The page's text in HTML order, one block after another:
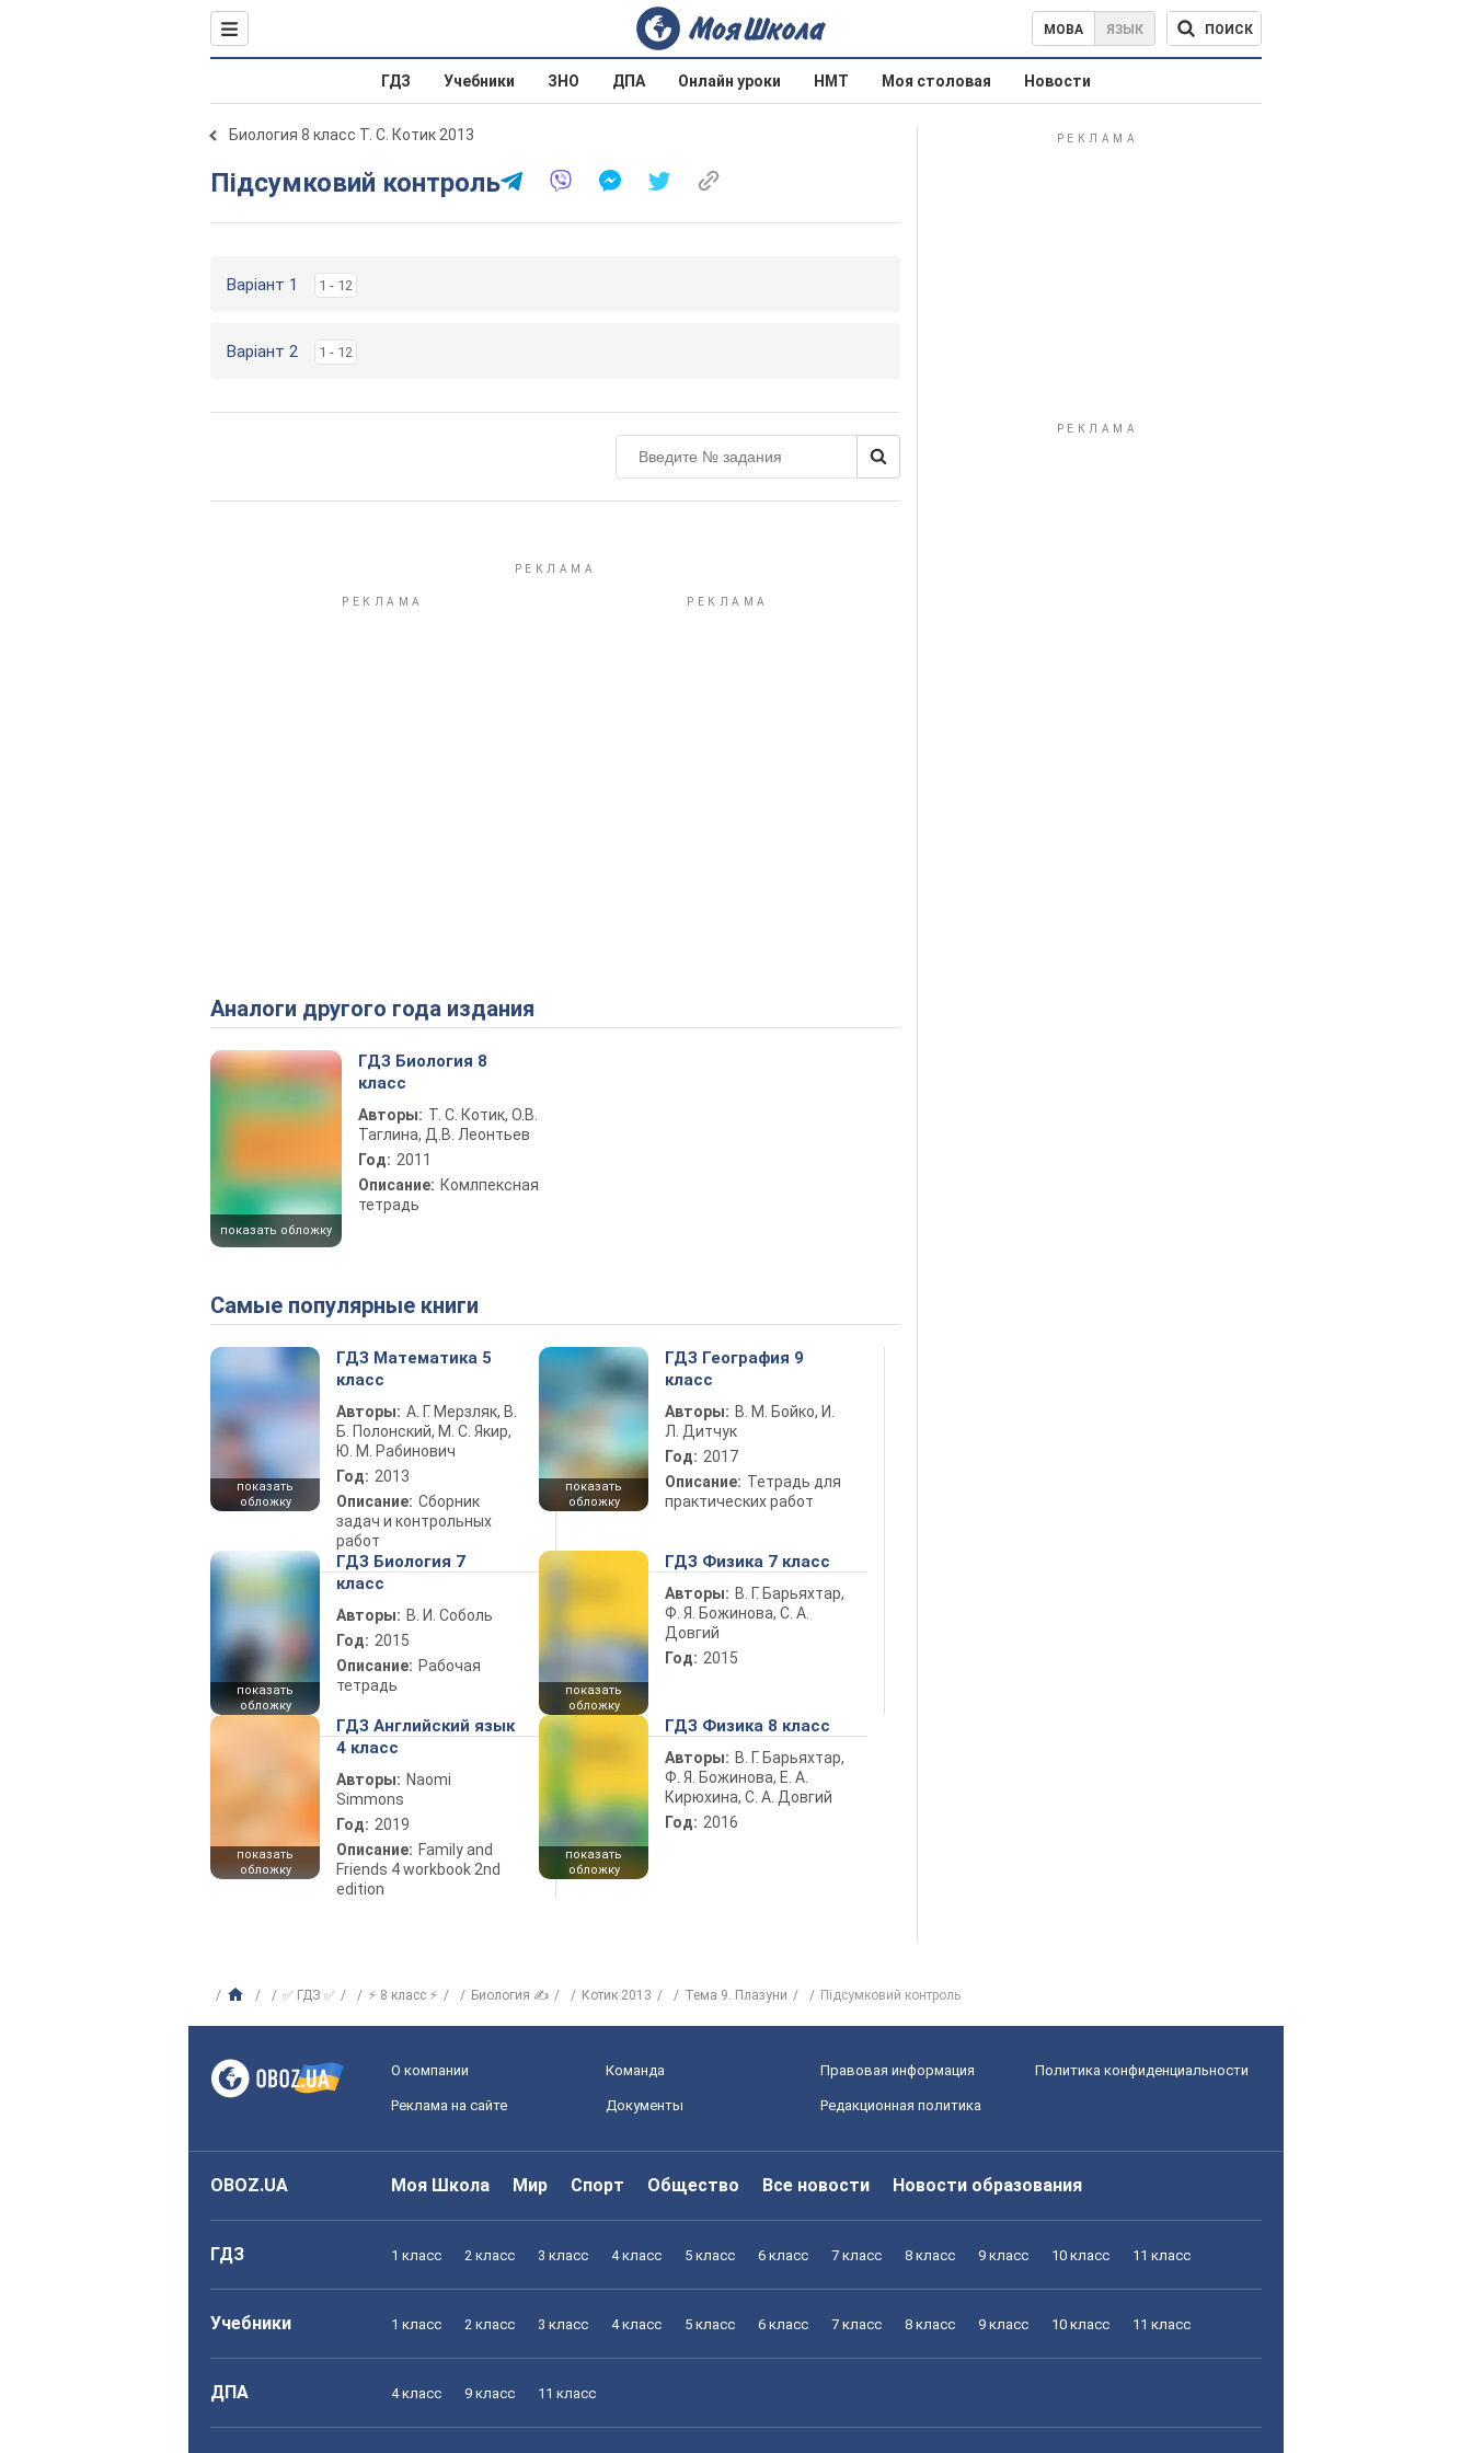
МОВА ЯЗЫК ПОИСК
ГДЗ Учебники ЗНО ДПА Онлайн уроки НМТ Моя столовая Новости
Биология 8 класс Т. С. Котик 2013
Підсумковий контроль
Варіант 1 1 - 12
Варіант 2 1 - 12
Аналоги другого года издания
показать обложку
ГДЗ Биология 8
класс
Авторы: Т. С. Котик, О.В.
Таглина, Д.В. Леонтьев
Год: 2011
Описание: Комлпексная
тетрадь
Самые популярные книги
показать
обложку
ГДЗ Математика 5
класс
Авторы: А. Г. Мерзляк, В.
Б. Полонский, М. С. Якир,
Ю. М. Рабинович
Год: 2013
Описание: Сборник
задач и контрольных
работ
показать
обложку
ГДЗ География 9
класс
Авторы: В. М. Бойко, И.
Л. Дитчук
Год: 2017
Описание: Тетрадь для
практических работ
показать
обложку
ГДЗ Биология 7
класс
Авторы: В. И. Соболь
Год: 2015
Описание: Рабочая
тетрадь
показать
обложку
ГДЗ Физика 7 класс
Авторы: В. Г. Барьяхтар,
Ф. Я. Божинова, С. А.
Довгий
Год: 2015
показать
обложку
ГДЗ Английский язык
4 класс
Авторы: Naomi
Simmons
Год: 2019
Описание: Family and
Friends 4 workbook 2nd
edition
показать
обложку
ГДЗ Физика 8 класс
Авторы: В. Г. Барьяхтар,
Ф. Я. Божинова, Е. А.
Кирюхина, С. А. Довгий
Год: 2016
✅ ГДЗ ✅ ⚡ 8 класс ⚡ Биология ✍ Котик 2013 Тема 9. Плазуни Підсумковий контроль
О компании Команда Правовая информация Политика конфиденциальности
Реклама на сайте Документы Редакционная политика
OBOZ.UA Моя Школа Мир Спорт Общество Все новости Новости образования
ГДЗ 1 класс 2 класс 3 класс 4 класс 5 класс 6 класс 7 класс 8 класс 9 класс 10 класс 11 класс
Учебники 1 класс 2 класс 3 класс 4 класс 5 класс 6 класс 7 класс 8 класс 9 класс 10 класс 11 класс
ДПА 4 класс 9 класс 11 класс